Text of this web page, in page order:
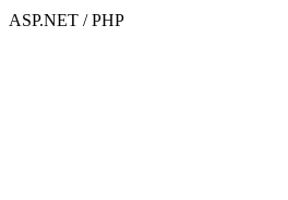
ASP.NET / PHP